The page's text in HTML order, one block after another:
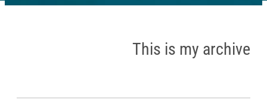
This is my archive